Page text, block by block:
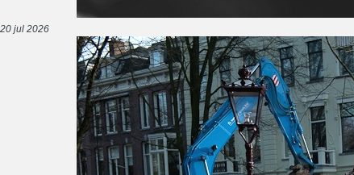
20 jul 2026